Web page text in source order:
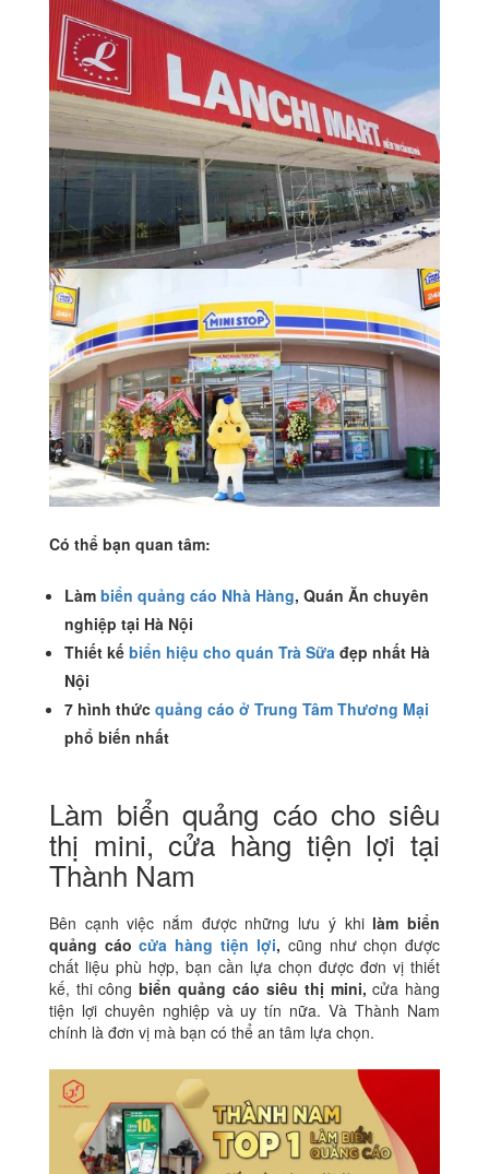
Có thể bạn quan tâm:
Làmbiển quảng cáo Nhà Hàng, Quán Ăn chuyên
nghiệp tại Hà Nội
Thiết kế biển hiệu cho quán Trà Sữa đẹp nhất Hà
Nội
7 hình thức quảng cáo ở Trung Tâm Thương Mại
phổ biến nhất
Làm biển quảng cáo cho siêu
thị mini, cửa hàng tiện lợi tại
Thành Nam
Bên cạnh việc nắm được những lưu ý khi làm biển
quảng cáocửa hàng tiện lợi, cũng như chọn được
chất liệu phù hợp, bạn cần lựa chọn được đơn vị thiết
kế, thi côngbiển quảng cáo siêu thị mini, cửa hàng
tiện lợi chuyên nghiệp và uy tín nữa. Và Thành Nam
chính là đơn vị mà bạn có thể an tâm lựa chọn.